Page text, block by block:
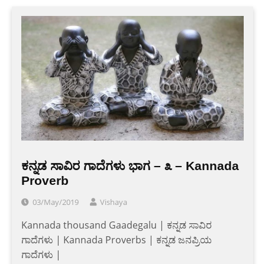
ಕನ್ನಡ ಸಾವಿರ ಗಾದೆಗಳು ಭಾಗ – ೩ – Kannada
Proverb
03/May/2019 Vishaya
Kannada thousand Gaadegalu | ಕನ್ನಡ ಸಾವಿರ
ಗಾದೆಗಳು | Kannada Proverbs | ಕನ್ನಡ ಜನಪ್ರಿಯ
ಗಾದೆಗಳು |